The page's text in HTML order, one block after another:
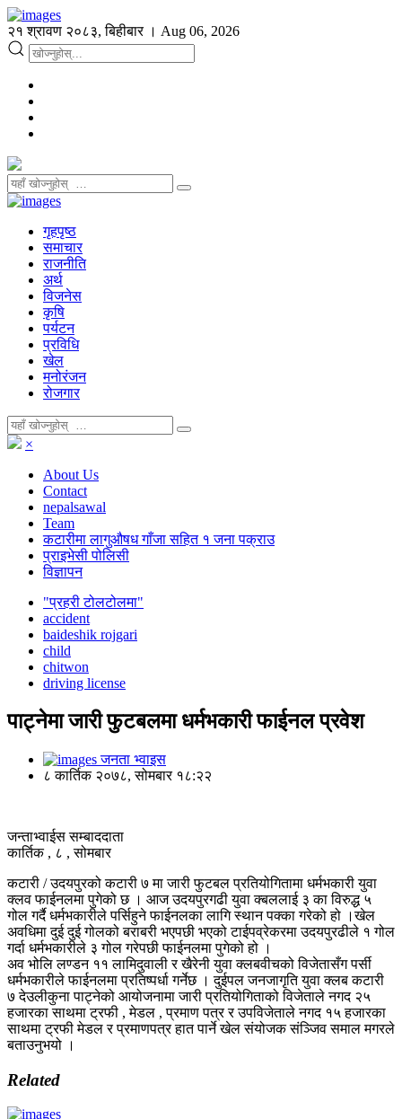
२१ श्रावण २०८३, बिहीबार । Aug 06, 2026
गृहपृष्ठ
समाचार
राजनीति
अर्थ
विजनेस
कृषि
पर्यटन
प्रविधि
खेल
मनोरंजन
रोजगार
×
About Us
Contact
nepalsawal
Team
कटारीमा लागुऔषध गाँजा सहित १ जना पक्राउ
प्राइभेसी पोलिसी
विज्ञापन
"प्रहरी टोलटोलमा"
accident
baideshik rojgari
child
chitwon
driving license
पाट्नेमा जारी फुटबलमा धर्मभकारी फाईनल प्रवेश
जनता भ्वाइस
८ कार्तिक २०७८, सोमबार १८:२२
जन्ताभ्वाईस सम्बाददाता
कार्तिक , ८ , सोमबार
कटारी / उदयपुरको कटारी ७ मा जारी फुटबल प्रतियोगितामा धर्मभकारी युवा
क्लव फाईनलमा पुगेको छ । आज उदयपुरगढी युवा क्बललाई ३ का विरुद्ध ५
गोल गर्दै धर्मभकारीले पर्सिहुने फाईनलका लागि स्थान पक्का गरेको हो ।खेल
अवधिमा दुई दुई गोलको बराबरी भएपछी भएको टाईपव्रेकरमा उदयपुरढीले १ गोल
गर्दा धर्मभकारीले ३ गोल गरेपछी फाईनलमा पुगेको हो ।
अव भोलि लण्डन ११ लामिदुवाली र खैरेनी युवा क्लबवीचको विजेतासँग पर्सी
धर्मभकारीले फाईनलमा प्रतिष्पर्धा गर्नेछ । दुईपल जनजागृति युवा क्लब कटारी
७ देउलीकुना पाट्नेको आयोजनामा जारी प्रतियोगिताको विजेताले नगद २५
हजारका साथमा ट्रफी , मेडल , प्रमाण पत्र र उपविजेताले नगद १५ हजारका
साथमा ट्रफी मेडल र प्रमाणपत्र हात पार्ने खेल संयोजक संञ्जिव समाल मगरले
बताउनुभयो ।
Related